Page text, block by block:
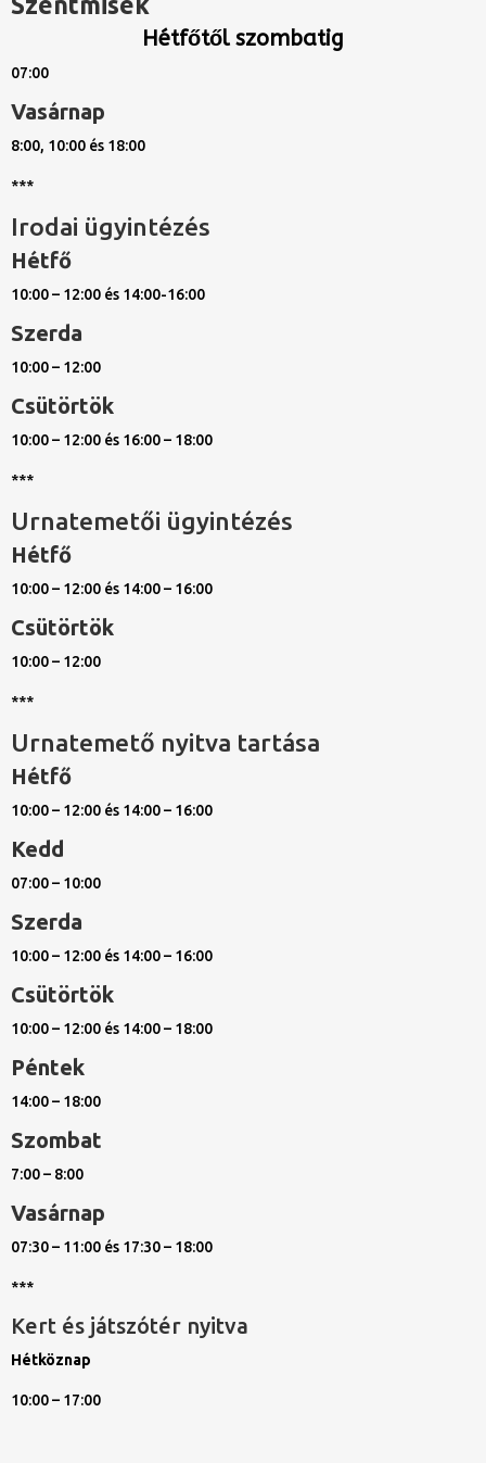
Hétfőtől szombatig
07:00
Vasárnap
8:00, 10:00 és 18:00
***
Irodai ügyintézés
Hétfő
10:00 – 12:00 és 14:00-16:00
Szerda
10:00 – 12:00
Csütörtök
10:00 – 12:00 és 16:00 – 18:00
***
Urnatemetői ügyintézés
Hétfő
10:00 – 12:00 és 14:00 – 16:00
Csütörtök
10:00 – 12:00
***
Urnatemető nyitva tartása
Hétfő
10:00 – 12:00 és 14:00 – 16:00
Kedd
07:00 – 10:00
Szerda
10:00 – 12:00 és 14:00 – 16:00
Csütörtök
10:00 – 12:00 és 14:00 – 18:00
Péntek
14:00 – 18:00
Szombat
7:00 – 8:00
Vasárnap
07:30 – 11:00 és 17:30 – 18:00
***
Kert és játszótér nyitva
Hétköznap
10:00 – 17:00